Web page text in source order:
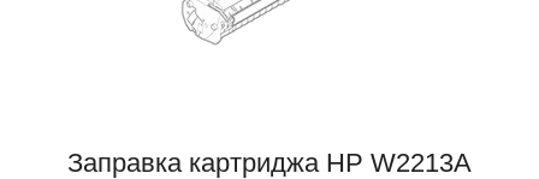
Заправка картриджа HP W2213A